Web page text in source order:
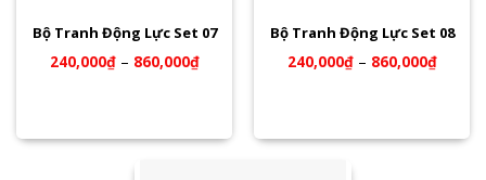
Bộ Tranh Động Lực Set 07
240,000₫– 860,000₫
Bộ Tranh Động Lực Set 08
240,000₫– 860,000₫